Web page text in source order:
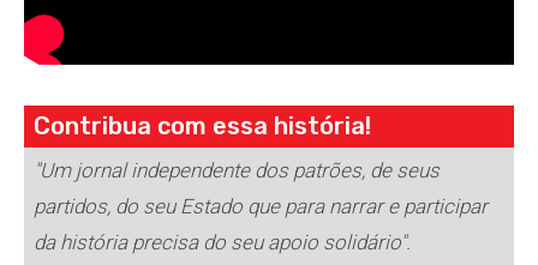
Contribua com essa história!
"Um jornal independente dos patrões, de seus
partidos, do seu Estado que para narrar e participar
da história precisa do seu apoio solidário".